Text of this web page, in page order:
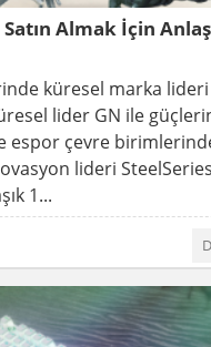
Satın Almak İçin
küresel marka lideri
lider GN ile
espor çevre
lideri
1...